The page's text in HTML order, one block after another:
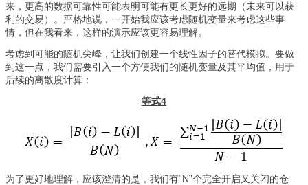
来，更高的数据可靠性可能表明可能有更长更好的远期（未来可以获
利的交易）。严格地说，一开始我应该考虑随机变量来考虑这些事
情，但在我看来，这样的演示应该更容易理解。
考虑到可能的随机尖峰，让我们创建一个线性因子的替代模拟。要做
到这一点，我们需要引入一个方便我们的随机变量及其平均值，用于
后续的离散度计算：
等式4
为了更好地理解，应该澄清的是，我们有“N”个完全开启又关闭的仓